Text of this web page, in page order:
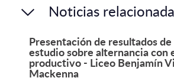
Noticias
Presentación de resultados de
estudio sobre alternancia con
productivo - Liceo Benjamín
Mackenna